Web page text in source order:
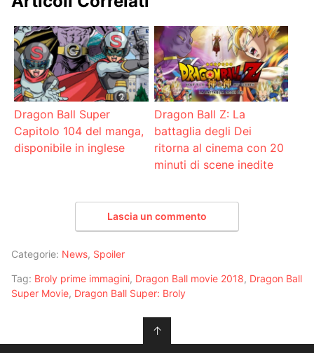
Dragon Ball Super
Capitolo 104 del manga,
disponibile in inglese
Dragon Ball Z: La
battaglia degli Dei
ritorna al cinema con 20
minuti di scene inedite
Lascia un commento
Categorie: News, Spoiler
Tag: Broly prime immagini, Dragon Ball movie 2018, Dragon Ball
Super Movie, Dragon Ball Super: Broly
↑